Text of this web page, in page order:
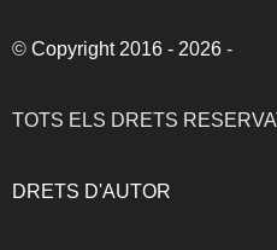
© Copyright 2016 - 2026 -
TOTS ELS DRETS
DRETS D'AUTOR